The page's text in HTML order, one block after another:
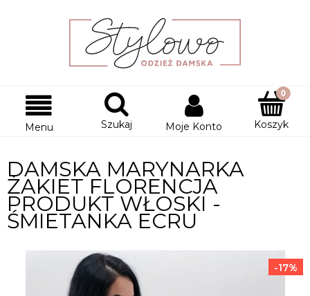
Menu Szukaj Moje Konto Koszyk
DAMSKA MARYNARKA
ŻAKIET FLORENCJA
PRODUKT WŁOSKI -
ŚMIETANKA ECRU
-17%